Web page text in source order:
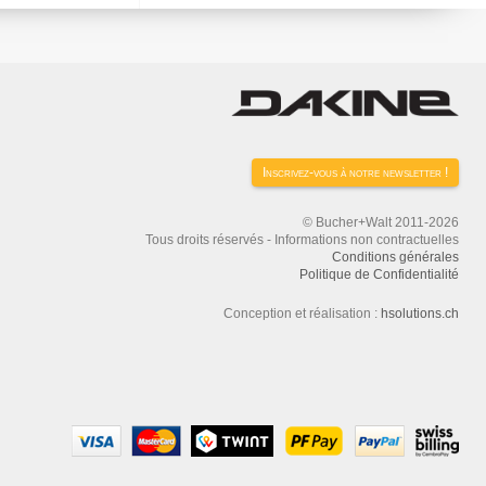
Inscrivez-vous à notre newsletter !
© Bucher+Walt 2011-2026
Tous droits réservés - Informations non contractuelles
Conditions générales
Politique de Confidentialité
Conception et réalisation : hsolutions.ch